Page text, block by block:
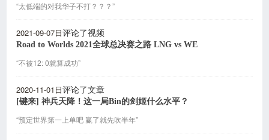
“太低端的对我华子不打？？？”
2021-09-07日评论了视频
Road to Worlds 2021全球总决赛之路 LNG vs WE
“不被12: 0就算成功”
2020-11-01日评论了文章
[键来] 神兵天降！这一局Bin的剑姬什么水平？
“预定世界第一上单吧 赢了就先吹半年”